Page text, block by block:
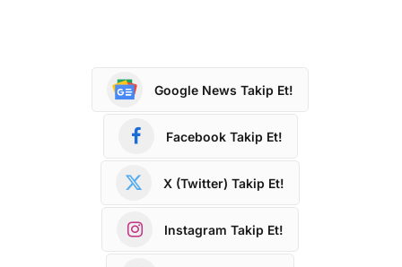
Google News Takip Et!
Facebook Takip Et!
X (Twitter) Takip Et!
Instagram Takip Et!